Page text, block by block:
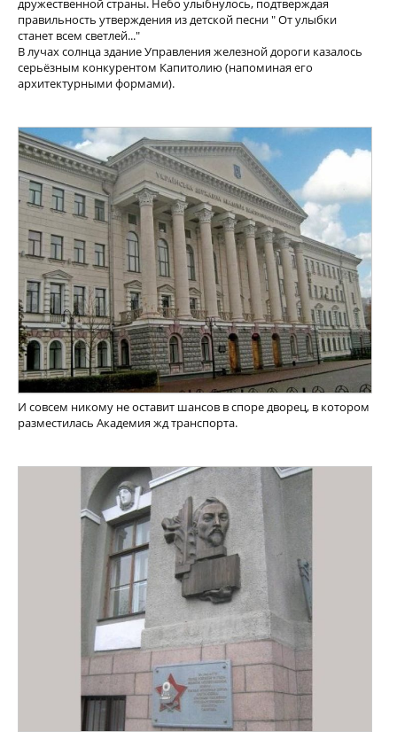
дружественной страны. Небо улыбнулось, подтверждая
правильность утверждения из детской песни " От улыбки
станет всем светлей..."
В лучах солнца здание Управления железной дороги казалось
серьёзным конкурентом Капитолию (напоминая его
архитектурными формами).
И совсем никому не оставит шансов в споре дворец, в котором
разместилась Академия жд транспорта.